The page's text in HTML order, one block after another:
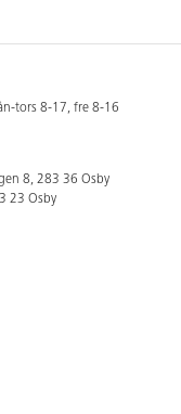
tors 8-17, fre 8-16
8, 283 36 Osby
23 Osby